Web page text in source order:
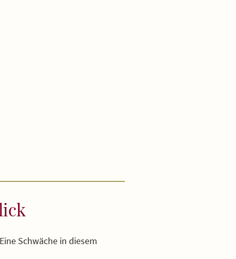
Schwäche in diesem